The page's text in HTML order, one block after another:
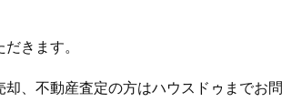
きます。
、不動産査定の方はハウスドゥまでお問